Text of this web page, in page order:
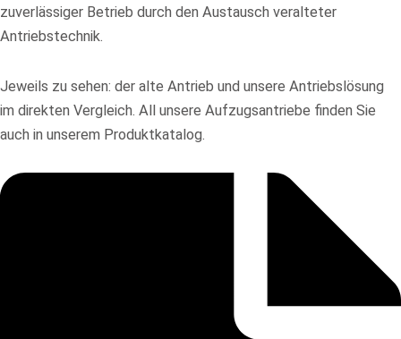
zuverlässiger Betrieb durch den Austausch veralteter
Antriebstechnik.
Jeweils zu sehen: der alte Antrieb und unsere Antriebslösung
im direkten Vergleich. All unsere Aufzugsantriebe finden Sie
auch in unserem Produktkatalog.